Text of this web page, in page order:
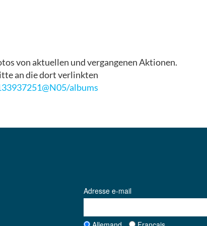
von aktuellen und vergangenen Aktionen.
an die dort verlinkten
albums
Adresse e-mail